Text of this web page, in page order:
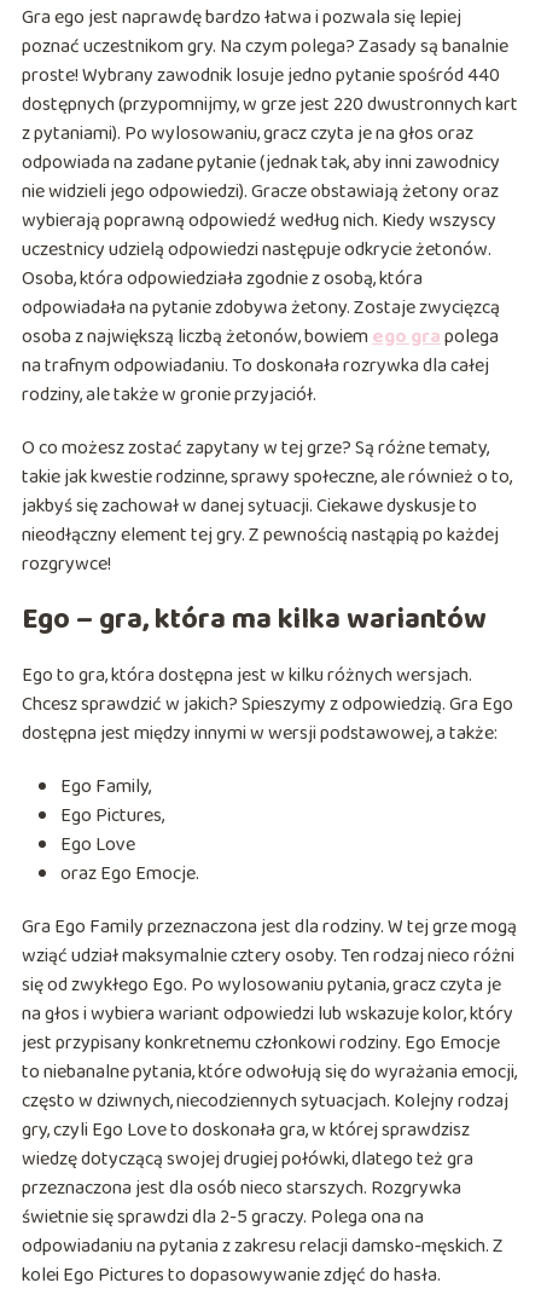
Gra ego jest naprawdę bardzo łatwa i pozwala się lepiej
poznać uczestnikom gry. Na czym polega? Zasady są banalnie
proste! Wybrany zawodnik losuje jedno pytanie spośród 440
dostępnych (przypomnijmy, w grze jest 220 dwustronnych kart
z pytaniami). Po wylosowaniu, gracz czyta je na głos oraz
odpowiada na zadane pytanie (jednak tak, aby inni zawodnicy
nie widzieli jego odpowiedzi). Gracze obstawiają żetony oraz
wybierają poprawną odpowiedź według nich. Kiedy wszyscy
uczestnicy udzielą odpowiedzi następuje odkrycie żetonów.
Osoba, która odpowiedziała zgodnie z osobą, która
odpowiadała na pytanie zdobywa żetony. Zostaje zwycięzcą
osoba z największą liczbą żetonów, bowiemego grapolega
na trafnym odpowiadaniu. To doskonała rozrywka dla całej
rodziny, ale także w gronie przyjaciół.
O co możesz zostać zapytany w tej grze? Są różne tematy,
takie jak kwestie rodzinne, sprawy społeczne, ale również o to,
jakbyś się zachował w danej sytuacji. Ciekawe dyskusje to
nieodłączny element tej gry. Z pewnością nastąpią po każdej
rozgrywce!
Ego – gra, która ma kilka wariantów
Ego to gra, która dostępna jest w kilku różnych wersjach.
Chcesz sprawdzić w jakich? Spieszymy z odpowiedzią. Gra Ego
dostępna jest między innymi w wersji podstawowej, a także:
Ego Family,
Ego Pictures,
Ego Love
oraz Ego Emocje.
Gra Ego Family przeznaczona jest dla rodziny. W tej grze mogą
wziąć udział maksymalnie cztery osoby. Ten rodzaj nieco różni
się od zwykłego Ego. Po wylosowaniu pytania, gracz czyta je
na głos i wybiera wariant odpowiedzi lub wskazuje kolor, który
jest przypisany konkretnemu członkowi rodziny. Ego Emocje
to niebanalne pytania, które odwołują się do wyrażania emocji,
często w dziwnych, niecodziennych sytuacjach. Kolejny rodzaj
gry, czyli Ego Love to doskonała gra, w której sprawdzisz
wiedzę dotyczącą swojej drugiej połówki, dlatego też gra
przeznaczona jest dla osób nieco starszych. Rozgrywka
świetnie się sprawdzi dla 2-5 graczy. Polega ona na
odpowiadaniu na pytania z zakresu relacji damsko-męskich. Z
kolei Ego Pictures to dopasowywanie zdjęć do hasła.